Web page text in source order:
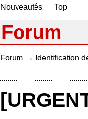
Nouveautés
Top
Forum
Forum → Identification